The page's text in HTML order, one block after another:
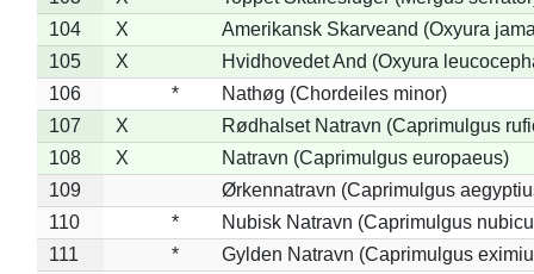
104
X
Amerikansk Skarveand (Oxyura
105
X
Hvidhovedet And (Oxyura
106
*
Nathøg (Chordeiles minor)
107
X
Rødhalset Natravn (Caprimulgus
108
X
Natravn (Caprimulgus europaeus)
109
Ørkennatravn (Caprimulgus
110
*
Nubisk Natravn (Caprimulgus
111
*
Gylden Natravn (Caprimulgus